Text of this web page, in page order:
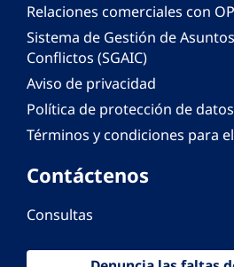
Relaciones comerciales con
Sistema de Gestión de
Conflictos (SGAIC)
Aviso de privacidad
Política de protección de
Términos y condiciones para
Contáctenos
Consultas